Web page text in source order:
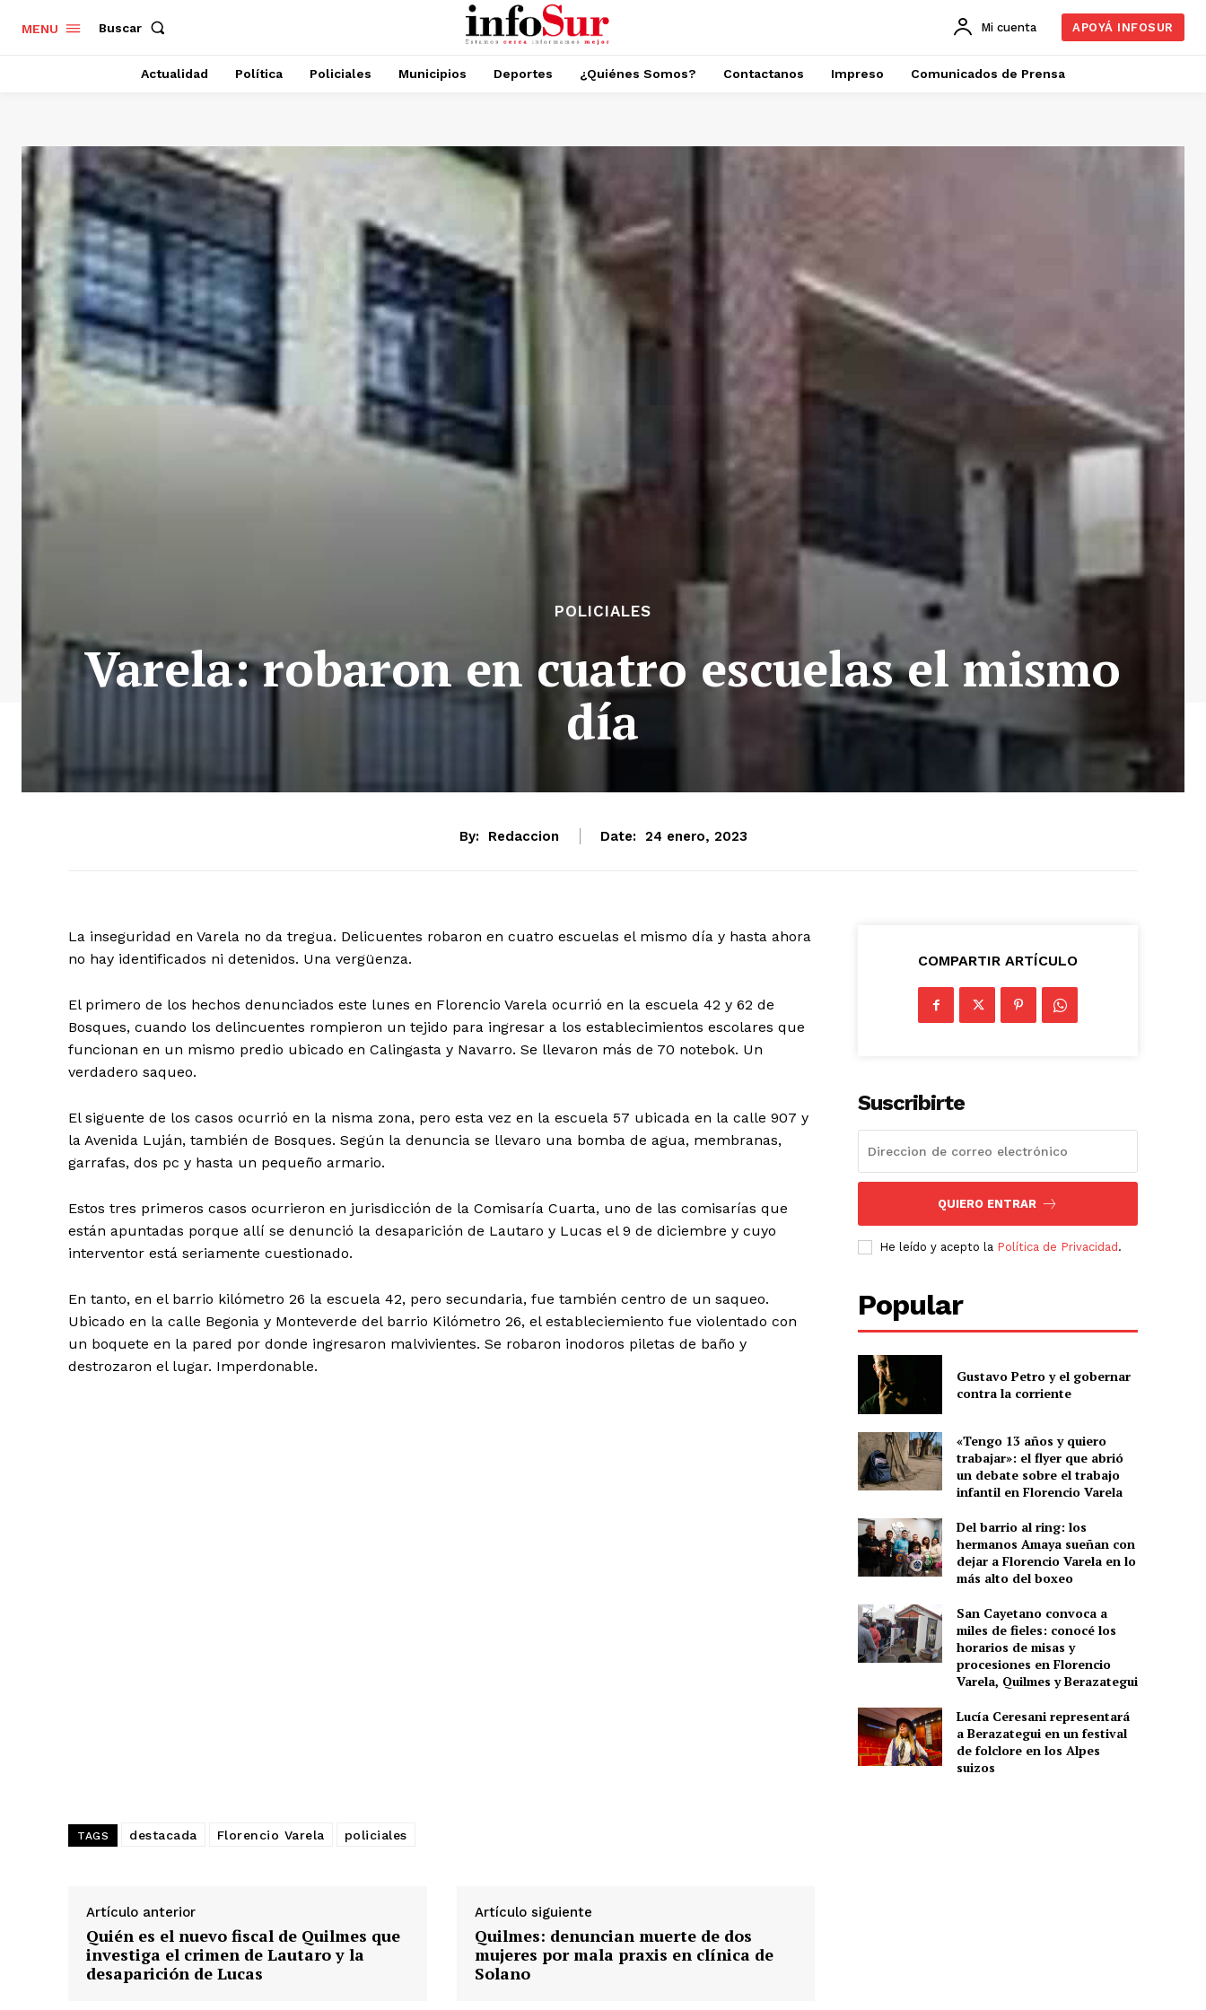
MENU Buscar Mi cuenta APOYÁ INFOSUR
Actualidad Política Policiales Municipios Deportes ¿Quiénes Somos? Contactanos Impreso Comunicados de Prensa
POLICIALES
Varela: robaron en cuatro escuelas el mismo
día
By: Redaccion Date: 24 enero, 2023
La inseguridad en Varela no da tregua. Delicuentes robaron en cuatro escuelas el mismo día y hasta ahora
no hay identificados ni detenidos. Una vergüenza.
El primero de los hechos denunciados este lunes en Florencio Varela ocurrió en la escuela 42 y 62 de
Bosques, cuando los delincuentes rompieron un tejido para ingresar a los establecimientos escolares que
funcionan en un mismo predio ubicado en Calingasta y Navarro. Se llevaron más de 70 notebok. Un
verdadero saqueo.
El siguente de los casos ocurrió en la nisma zona, pero esta vez en la escuela 57 ubicada en la calle 907 y
la Avenida Luján, también de Bosques. Según la denuncia se llevaro una bomba de agua, membranas,
garrafas, dos pc y hasta un pequeño armario.
Estos tres primeros casos ocurrieron en jurisdicción de la Comisaría Cuarta, uno de las comisarías que
están apuntadas porque allí se denunció la desaparición de Lautaro y Lucas el 9 de diciembre y cuyo
interventor está seriamente cuestionado.
En tanto, en el barrio kilómetro 26 la escuela 42, pero secundaria, fue también centro de un saqueo.
Ubicado en la calle Begonia y Monteverde del barrio Kilómetro 26, el estableciemiento fue violentado con
un boquete en la pared por donde ingresaron malvivientes. Se robaron inodoros piletas de baño y
destrozaron el lugar. Imperdonable.
TAGS destacada Florencio Varela policiales
Artículo anterior
Quién es el nuevo fiscal de Quilmes que
investiga el crimen de Lautaro y la
desaparición de Lucas
Artículo siguiente
Quilmes: denuncian muerte de dos
mujeres por mala praxis en clínica de
Solano
COMPARTIR ARTÍCULO
Suscribirte
QUIERO ENTRAR
He leído y acepto la Política de Privacidad .
Popular
Gustavo Petro y el gobernar
contra la corriente
«Tengo 13 años y quiero
trabajar»: el flyer que abrió
un debate sobre el trabajo
infantil en Florencio Varela
Del barrio al ring: los
hermanos Amaya sueñan con
dejar a Florencio Varela en lo
más alto del boxeo
San Cayetano convoca a
miles de fieles: conocé los
horarios de misas y
procesiones en Florencio
Varela, Quilmes y Berazategui
Lucía Ceresani representará
a Berazategui en un festival
de folclore en los Alpes
suizos